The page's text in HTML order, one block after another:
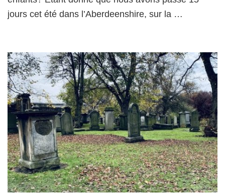
jours cet été dans l’Aberdeenshire, sur la …